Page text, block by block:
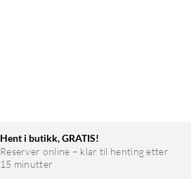
Hent i butikk, GRATIS!
Reserver online – klar til henting etter
15 minutter